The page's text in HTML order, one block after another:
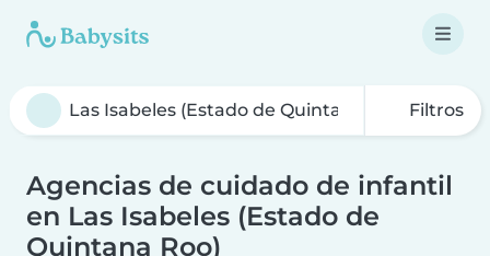
Filtros
Agencias de cuidado de infantil
en Las Isabeles (Estado de
Quintana Roo)